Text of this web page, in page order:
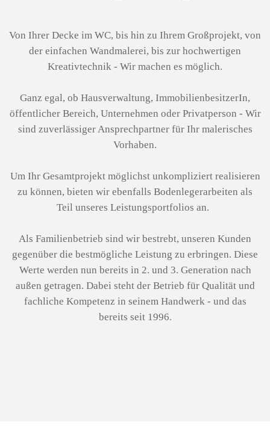
Von Ihrer Decke im WC, bis hin zu Ihrem Großprojekt, von
der einfachen Wandmalerei, bis zur hochwertigen
Kreativtechnik - Wir machen es möglich.
Ganz egal, ob Hausverwaltung, ImmobilienbesitzerIn,
öffentlicher Bereich, Unternehmen oder Privatperson - Wir
sind zuverlässiger Ansprechpartner für Ihr malerisches
Vorhaben.
Um Ihr Gesamtprojekt möglichst unkompliziert realisieren
zu können, bieten wir ebenfalls Bodenlegerarbeiten als
Teil unseres Leistungsportfolios an.
Als Familienbetrieb sind wir bestrebt, unseren Kunden
gegenüber die bestmögliche Leistung zu erbringen. Diese
Werte werden nun bereits in 2. und 3. Generation nach
außen getragen. Dabei steht der Betrieb für Qualität und
fachliche Kompetenz in seinem Handwerk - und das
bereits seit 1996.